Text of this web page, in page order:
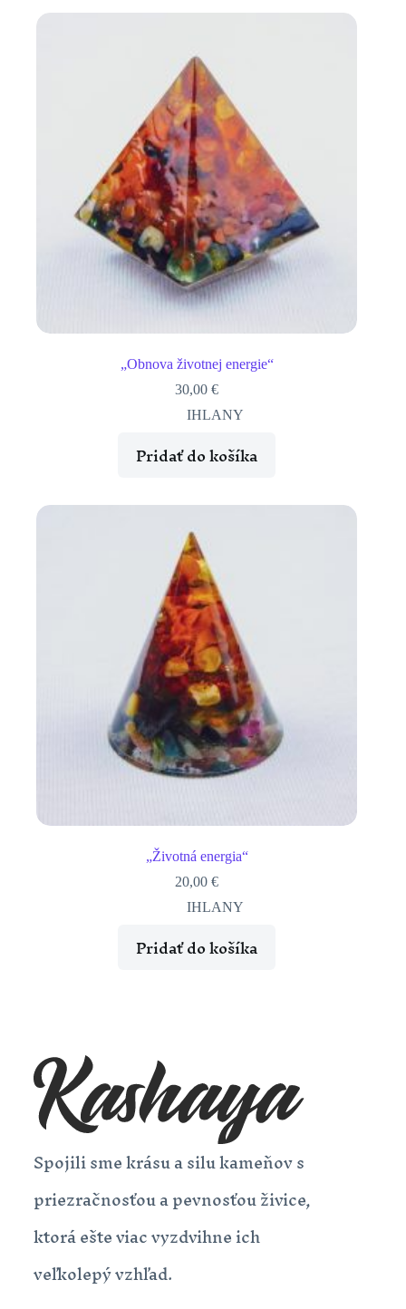
„Obnova životnej energie“
30,00€
IHLANY
Pridať do košíka
„Životná energia“
20,00€
IHLANY
Pridať do košíka
Spojili sme krásu a silu kameňov s
priezračnosťou a pevnosťou živice,
ktorá ešte viac vyzdvihne ich
veľkolepý vzhľad.